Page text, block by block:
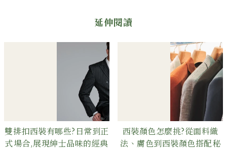
延伸閱讀
雙排扣西裝有哪些?日常到正
式場合,展現紳士品味的經典
西裝顏色怎麼挑?從面料織
法、膚色到西裝顏色搭配秘